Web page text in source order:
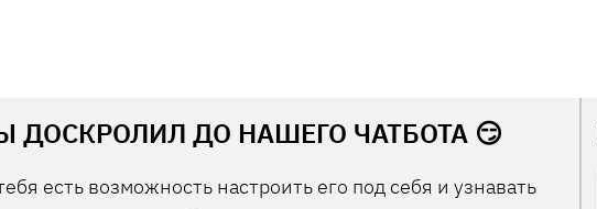
ДОСКРОЛИЛ ДО НАШЕГО ЧАТБОТА 😏
есть возможность настроить его под себя и узнавать